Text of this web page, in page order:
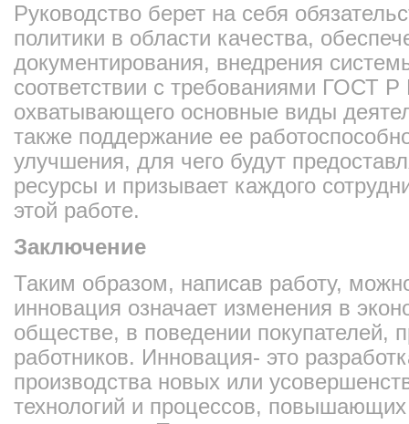
Руководство берет на себя
политики в области качества,
документирования, внедрения
соответствии с требованиями ГОСТ
охватывающего основные виды
также поддержание ее
улучшения, для чего будут
ресурсы и призывает каждого
этой работе.
Заключение
Таким образом, написав работу,
инновация означает изменения в
обществе, в поведении покупателей,
работников. Инновация- это
производства новых или
технологий и процессов, повышающих